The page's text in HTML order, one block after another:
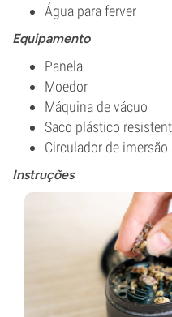
Água para ferver
Equipamento
Panela
Moedor
Máquina de vácuo
Saco plástico
Circulador de
Instruções